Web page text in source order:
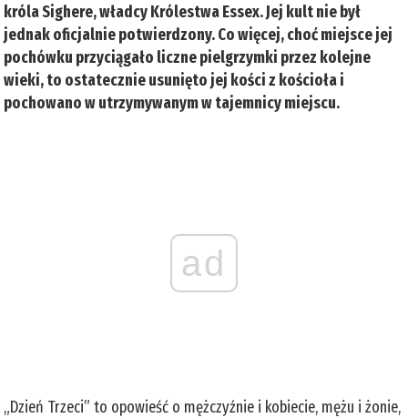
króla Sighere, władcy Królestwa Essex. Jej kult nie był
jednak oficjalnie potwierdzony. Co więcej, choć miejsce jej
pochówku przyciągało liczne pielgrzymki przez kolejne
wieki, to ostatecznie usunięto jej kości z kościoła i
pochowano w utrzymywanym w tajemnicy miejscu.
ad
„Dzień Trzeci” to opowieść o mężczyźnie i kobiecie, mężu i żonie,